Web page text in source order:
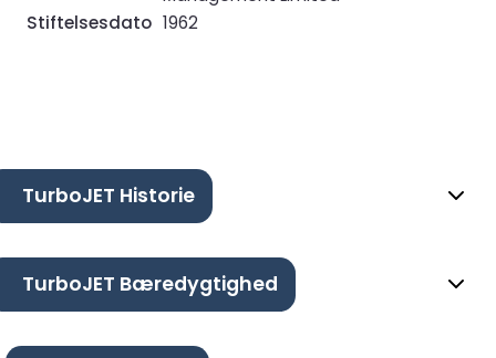
Stiftelsesdato 1962
TurboJET Historie
TurboJET Bæredygtighed